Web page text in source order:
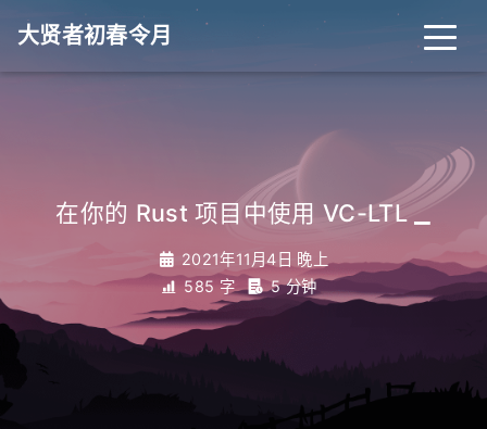
大贤者初春令月
在你的 Rust 项目中使用 VC-LTL _
2021年11月4日 晚上
585 字
5 分钟